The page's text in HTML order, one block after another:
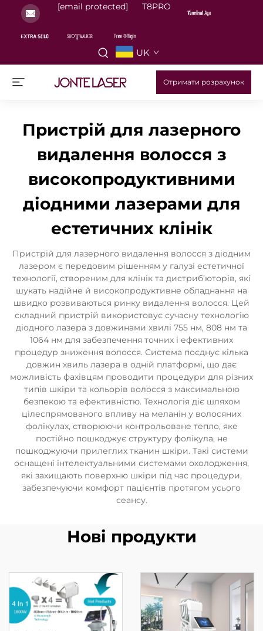
[email protected] T8PRO
UK
Отримати розрахунок
Пристрій для лазерного
видалення волосся з
високопродуктивними
діодними лазерами для
естетичних клінік
Пристрій для лазерного видалення волосся з діодним
лазером є передовим рішенням у галузі естетичної
технології, створеним для клінік та дистриб’юторів, які
шукать надійне й високопродуктивне обладнання на
швидко розвиваються ринку видалення волосся. Цей
складний пристрій використовує сучасну технологію
діодного лазера з довжинами хвилі 755 нм, 808 нм та
1064 нм для забезпечення точних і ефективних
процедур зниження волосся. Система поєднує кілька
довжин хвиль лазера в одній платформі, що дає
можливість фахівцям проводити процедури для різних
типів шкіри та кольорів волосся з максимальною
безпекою та ефективністю. Технологія діє шляхом
цілеспрямованого впливу на меланін у волосяних
фолікулах, створюючи контрольоване тепло, яке
постійно пошкоджує структуру фолікула, не
пошкоджуючи прилеглих тканин шкіри. Такі системи
оснащені інтелектуальними системами охолодження,
які захищають поверхню шкіри під час процедури,
забезпечуючи комфорт пацієнтів протягом усього
сеансу.
Нові продукти